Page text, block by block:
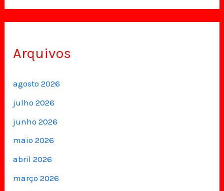
Arquivos
agosto 2026
julho 2026
junho 2026
maio 2026
abril 2026
março 2026